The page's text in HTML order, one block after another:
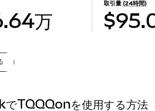
万
取引量 (24時間)
TQQQonを使用する方法